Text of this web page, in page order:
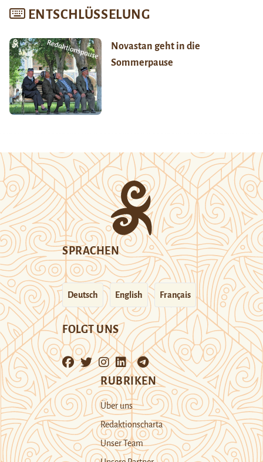
ENTSCHLÜSSELUNG
Novastan geht in die
Sommerpause
SPRACHEN
Deutsch English Français
FOLGT UNS
RUBRIKEN
Über uns
Redaktionscharta
Unser Team